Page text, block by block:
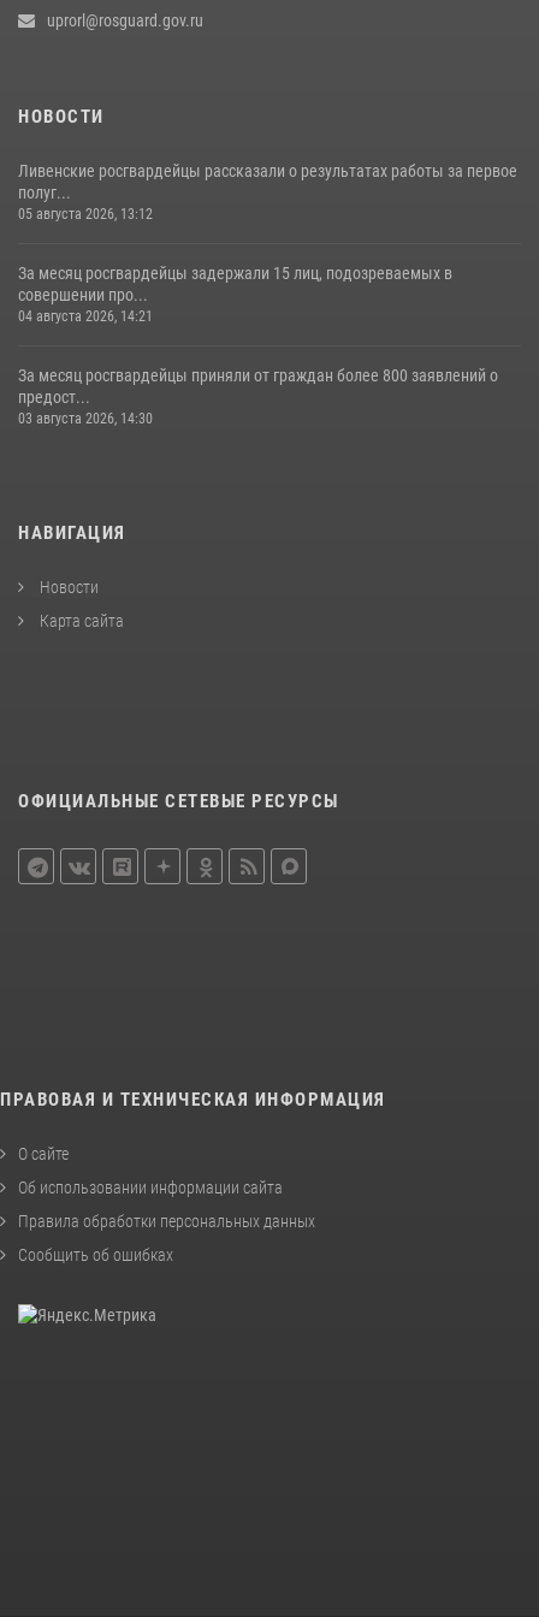
uprorl@rosguard.gov.ru
НОВОСТИ
Ливенские росгвардейцы рассказали о результатах работы за первое
полуг...
05 августа 2026, 13:12
За месяц росгвардейцы задержали 15 лиц, подозреваемых в
совершении про...
04 августа 2026, 14:21
За месяц росгвардейцы приняли от граждан более 800 заявлений о
предост...
03 августа 2026, 14:30
НАВИГАЦИЯ
Новости
Карта сайта
ОФИЦИАЛЬНЫЕ СЕТЕВЫЕ РЕСУРСЫ
ПРАВОВАЯ И ТЕХНИЧЕСКАЯ ИНФОРМАЦИЯ
О сайте
Об использовании информации сайта
Правила обработки персональных данных
Сообщить об ошибках